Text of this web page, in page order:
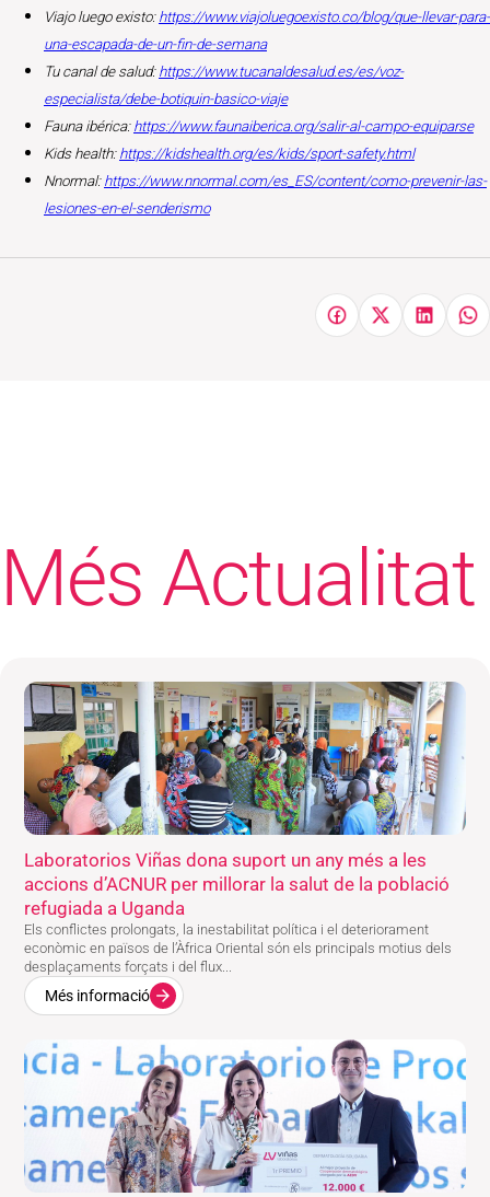
Viajo luego existo: https://www.viajoluegoexisto.co/blog/que-llevar-para-
una-escapada-de-un-fin-de-semana
Tu canal de salud: https://www.tucanaldesalud.es/es/voz-
especialista/debe-botiquin-basico-viaje
Fauna ibérica: https://www.faunaiberica.org/salir-al-campo-equiparse
Kids health: https://kidshealth.org/es/kids/sport-safety.html
Nnormal: https://www.nnormal.com/es_ES/content/como-prevenir-las-
lesiones-en-el-senderismo
Més Actualitat
Laboratorios Viñas dona suport un any més a les
accions d’ACNUR per millorar la salut de la població
refugiada a Uganda
Els conflictes prolongats, la inestabilitat política i el deteriorament
econòmic en països de l’Àfrica Oriental són els principals motius dels
desplaçaments forçats i del flux...
Més informació